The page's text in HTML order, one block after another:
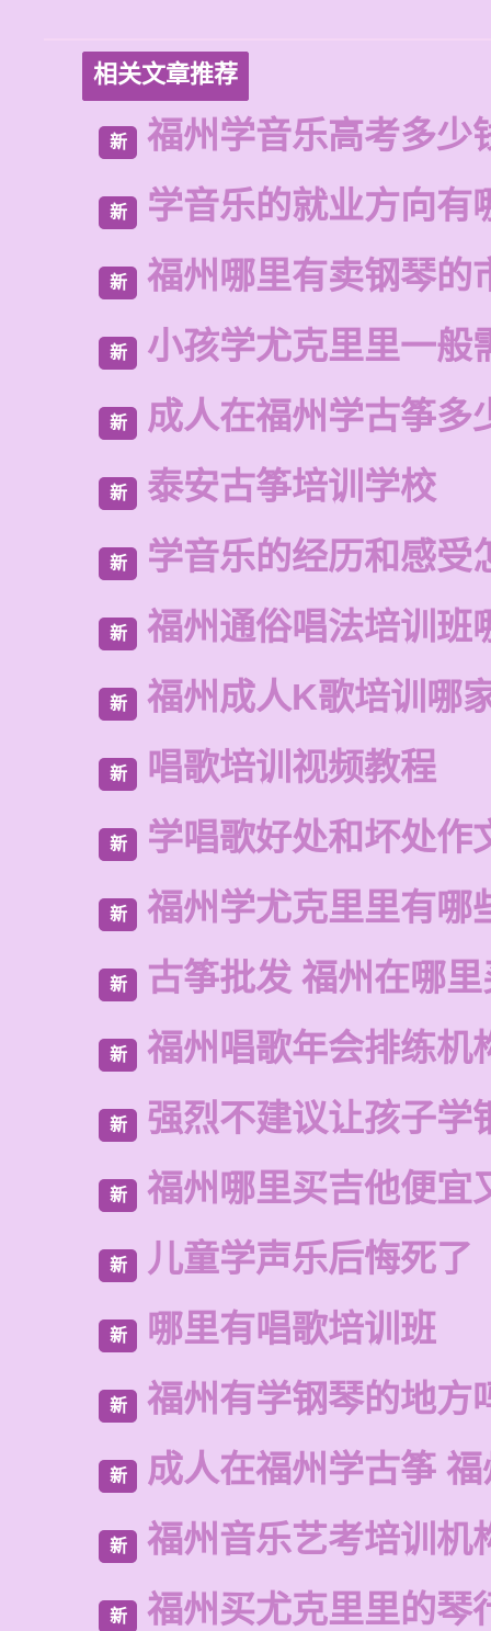
相关文章推荐
新 福州学音乐高考多少
新 学音乐的就业方向有
新 福州哪里有卖钢琴的
新 小孩学尤克里里一般
新 成人在福州学古筝多
新 泰安古筝培训学校
新 学音乐的经历和感受
新 福州通俗唱法培训班
新 福州成人K歌培训哪
新 唱歌培训视频教程
新 学唱歌好处和坏处作
新 福州学尤克里里有哪
新 古筝批发 福州在哪
新 福州唱歌年会排练机
新 强烈不建议让孩子学
新 福州哪里买吉他便宜
新 儿童学声乐后悔死了
新 哪里有唱歌培训班
新 福州有学钢琴的地方
新 成人在福州学古筝
新 福州音乐艺考培训机
新 福州买尤克里里的琴